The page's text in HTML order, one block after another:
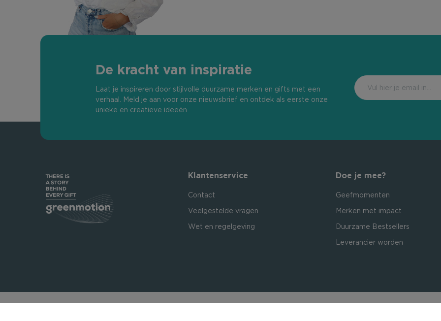
De kracht van inspiratie
Laat je inspireren door stijlvolle duurzame merken en gifts met een
verhaal. Meld je aan voor onze nieuwsbrief en ontdek als eerste onze
unieke en creatieve ideeën.
Klantenservice
Contact
Veelgestelde vragen
Wet en regelgeving
Doe je mee?
Geefmomenten
Merken met impact
Duurzame Bestsellers
Leverancier worden